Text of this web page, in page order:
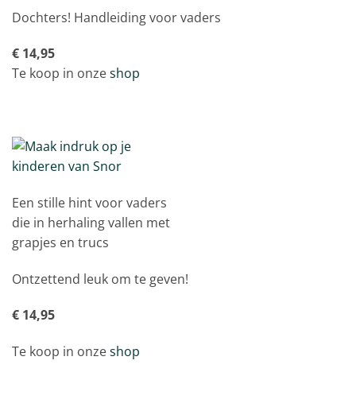
Dochters! Handleiding voor vaders
€ 14,95
Te koop in onzeshop
Een stille hint voor vaders
die in herhaling vallen met
grapjes en trucs
Ontzettend leuk om te geven!
€ 14,95
Te koop in onzeshop